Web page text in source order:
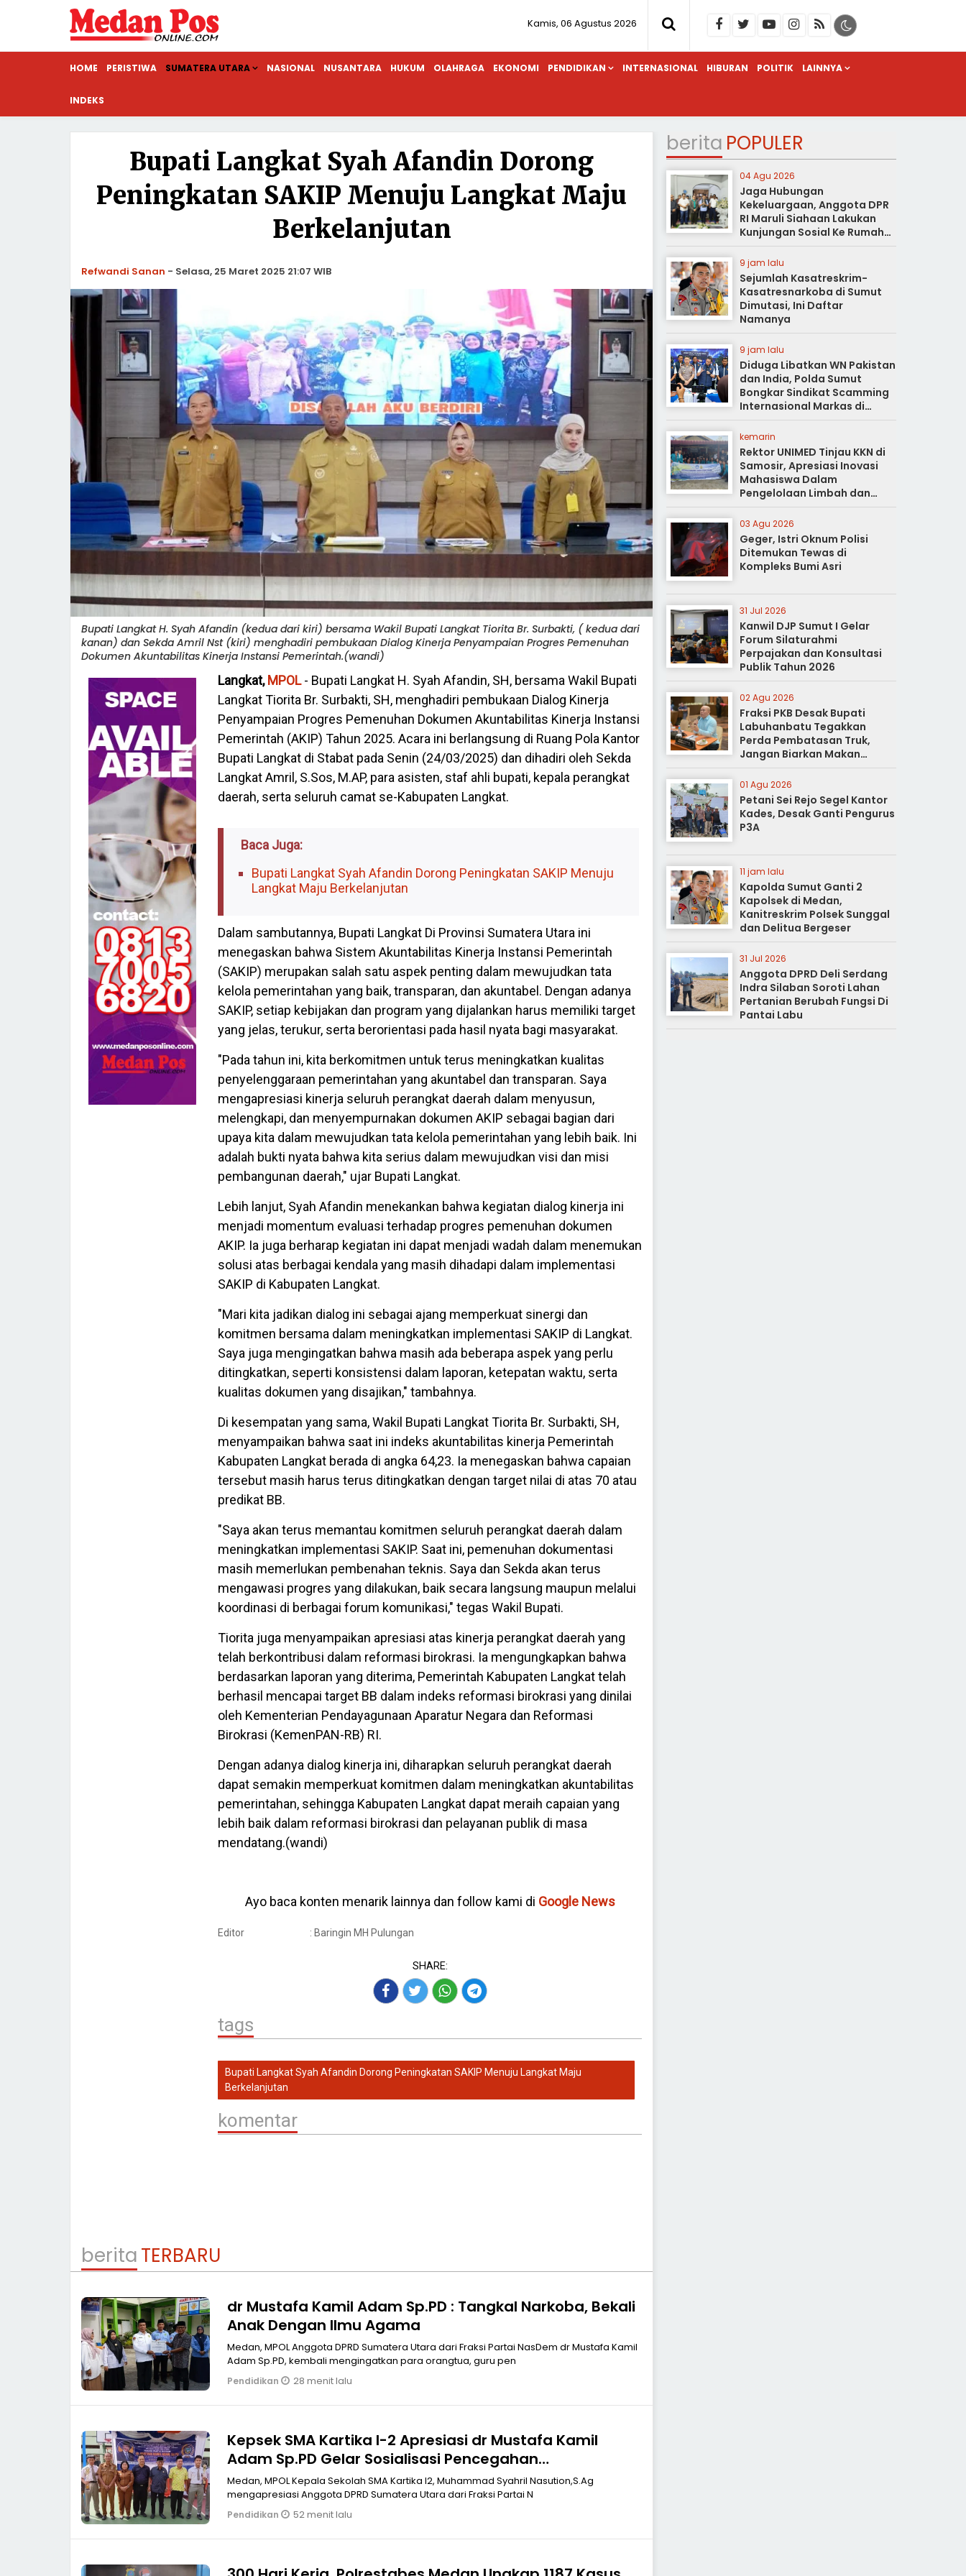
Kamis, 06 Agustus 2026
HOME PERISTIWA SUMATERA UTARA NASIONAL NUSANTARA HUKUM OLAHRAGA EKONOMI PENDIDIKAN INTERNASIONAL HIBURAN POLITIK LAINNYA
INDEKS
Bupati Langkat Syah Afandin Dorong
Peningkatan SAKIP Menuju Langkat Maju
Berkelanjutan
Refwandi Sanan - Selasa, 25 Maret 2025 21:07 WIB
Bupati Langkat H. Syah Afandin (kedua dari kiri) bersama Wakil Bupati Langkat Tiorita Br. Surbakti, ( kedua dari
kanan) dan Sekda Amril Nst (kiri) menghadiri pembukaan Dialog Kinerja Penyampaian Progres Pemenuhan
Dokumen Akuntabilitas Kinerja Instansi Pemerintah.(wandi)
Langkat,MPOL- Bupati Langkat H. Syah Afandin, SH, bersama Wakil Bupati
Langkat Tiorita Br. Surbakti, SH, menghadiri pembukaan Dialog Kinerja
Penyampaian Progres Pemenuhan Dokumen Akuntabilitas Kinerja Instansi
Pemerintah (AKIP) Tahun 2025. Acara ini berlangsung di Ruang Pola Kantor
Bupati Langkat di Stabat pada Senin (24/03/2025) dan dihadiri oleh Sekda
Langkat Amril, S.Sos, M.AP, para asisten, staf ahli bupati, kepala perangkat
daerah, serta seluruh camat se-Kabupaten Langkat.
Baca Juga:
Bupati Langkat Syah Afandin Dorong Peningkatan SAKIP Menuju
Langkat Maju Berkelanjutan
Dalam sambutannya, Bupati Langkat Di Provinsi Sumatera Utara ini
menegaskan bahwa Sistem Akuntabilitas Kinerja Instansi Pemerintah
(SAKIP) merupakan salah satu aspek penting dalam mewujudkan tata
kelola pemerintahan yang baik, transparan, dan akuntabel. Dengan adanya
SAKIP, setiap kebijakan dan program yang dijalankan harus memiliki target
yang jelas, terukur, serta berorientasi pada hasil nyata bagi masyarakat.
"Pada tahun ini, kita berkomitmen untuk terus meningkatkan kualitas
penyelenggaraan pemerintahan yang akuntabel dan transparan. Saya
mengapresiasi kinerja seluruh perangkat daerah dalam menyusun,
melengkapi, dan menyempurnakan dokumen AKIP sebagai bagian dari
upaya kita dalam mewujudkan tata kelola pemerintahan yang lebih baik. Ini
adalah bukti nyata bahwa kita serius dalam mewujudkan visi dan misi
pembangunan daerah," ujar Bupati Langkat.
Lebih lanjut, Syah Afandin menekankan bahwa kegiatan dialog kinerja ini
menjadi momentum evaluasi terhadap progres pemenuhan dokumen
AKIP. Ia juga berharap kegiatan ini dapat menjadi wadah dalam menemukan
solusi atas berbagai kendala yang masih dihadapi dalam implementasi
SAKIP di Kabupaten Langkat.
"Mari kita jadikan dialog ini sebagai ajang memperkuat sinergi dan
komitmen bersama dalam meningkatkan implementasi SAKIP di Langkat.
Saya juga mengingatkan bahwa masih ada beberapa aspek yang perlu
ditingkatkan, seperti konsistensi dalam laporan, ketepatan waktu, serta
kualitas dokumen yang disajikan," tambahnya.
Di kesempatan yang sama, Wakil Bupati Langkat Tiorita Br. Surbakti, SH,
menyampaikan bahwa saat ini indeks akuntabilitas kinerja Pemerintah
Kabupaten Langkat berada di angka 64,23. Ia menegaskan bahwa capaian
tersebut masih harus terus ditingkatkan dengan target nilai di atas 70 atau
predikat BB.
"Saya akan terus memantau komitmen seluruh perangkat daerah dalam
meningkatkan implementasi SAKIP. Saat ini, pemenuhan dokumentasi
masih memerlukan pembenahan teknis. Saya dan Sekda akan terus
mengawasi progres yang dilakukan, baik secara langsung maupun melalui
koordinasi di berbagai forum komunikasi," tegas Wakil Bupati.
Tiorita juga menyampaikan apresiasi atas kinerja perangkat daerah yang
telah berkontribusi dalam reformasi birokrasi. Ia mengungkapkan bahwa
berdasarkan laporan yang diterima, Pemerintah Kabupaten Langkat telah
berhasil mencapai target BB dalam indeks reformasi birokrasi yang dinilai
oleh Kementerian Pendayagunaan Aparatur Negara dan Reformasi
Birokrasi (KemenPAN-RB) RI.
Dengan adanya dialog kinerja ini, diharapkan seluruh perangkat daerah
dapat semakin memperkuat komitmen dalam meningkatkan akuntabilitas
pemerintahan, sehingga Kabupaten Langkat dapat meraih capaian yang
lebih baik dalam reformasi birokrasi dan pelayanan publik di masa
mendatang.(wandi)
Ayo baca konten menarik lainnya dan follow kami di Google News
Editor : Baringin MH Pulungan
SHARE:
tags
Bupati Langkat Syah Afandin Dorong Peningkatan SAKIP Menuju Langkat Maju
Berkelanjutan
komentar
beritaTERBARU
dr Mustafa Kamil Adam Sp.PD : Tangkal Narkoba, Bekali
Anak Dengan Ilmu Agama
Medan, MPOL Anggota DPRD Sumatera Utara dari Fraksi Partai NasDem dr Mustafa Kamil
Adam Sp.PD, kembali mengingatkan para orangtua, guru pen
Pendidikan 28 menit lalu
Kepsek SMA Kartika I-2 Apresiasi dr Mustafa Kamil
Adam Sp.PD Gelar Sosialisasi Pencegahan
Penyalahgunaan Narkoba
Medan, MPOL Kepala Sekolah SMA Kartika I2, Muhammad Syahril Nasution,S.Ag
mengapresiasi Anggota DPRD Sumatera Utara dari Fraksi Partai N
Pendidikan 52 menit lalu
berita POPULER
04 Agu 2026
Jaga Hubungan
Kekeluargaan, Anggota DPR
RI Maruli Siahaan Lakukan
Kunjungan Sosial Ke Rumah
Duka
9 jam lalu
Sejumlah Kasatreskrim-
Kasatresnarkoba di Sumut
Dimutasi, Ini Daftar
Namanya
9 jam lalu
Diduga Libatkan WN Pakistan
dan India, Polda Sumut
Bongkar Sindikat Scamming
Internasional Markas di
Apartemen Podomoro
kemarin
Rektor UNIMED Tinjau KKN di
Samosir, Apresiasi Inovasi
Mahasiswa Dalam
Pengelolaan Limbah dan
Pertanian Ramah Lingkungan
03 Agu 2026
Geger, Istri Oknum Polisi
Ditemukan Tewas di
Kompleks Bumi Asri
31 Jul 2026
Kanwil DJP Sumut I Gelar
Forum Silaturahmi
Perpajakan dan Konsultasi
Publik Tahun 2026
02 Agu 2026
Fraksi PKB Desak Bupati
Labuhanbatu Tegakkan
Perda Pembatasan Truk,
Jangan Biarkan Makan
Korban
01 Agu 2026
Petani Sei Rejo Segel Kantor
Kades, Desak Ganti Pengurus
P3A
11 jam lalu
Kapolda Sumut Ganti 2
Kapolsek di Medan,
Kanitreskrim Polsek Sunggal
dan Delitua Bergeser
31 Jul 2026
Anggota DPRD Deli Serdang
Indra Silaban Soroti Lahan
Pertanian Berubah Fungsi Di
Pantai Labu